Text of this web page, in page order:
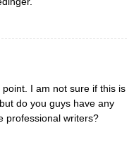
I am not sure if this is
do you guys have any
professional writers?